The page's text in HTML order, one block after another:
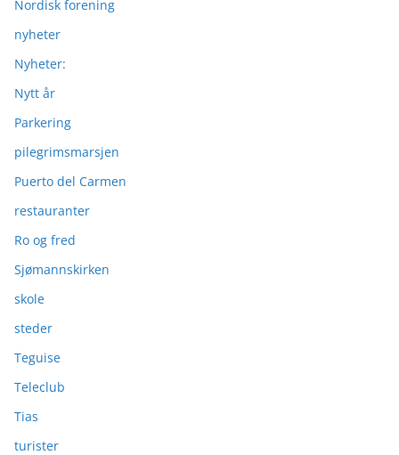
Nordisk forening
nyheter
Nyheter:
Nytt år
Parkering
pilegrimsmarsjen
Puerto del Carmen
restauranter
Ro og fred
Sjømannskirken
skole
steder
Teguise
Teleclub
Tias
turister